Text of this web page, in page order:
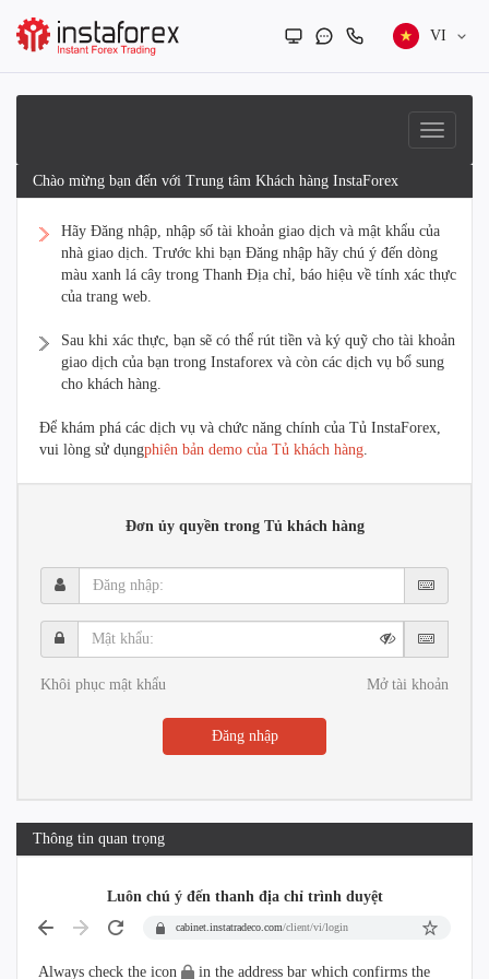
VI
Chào mừng bạn đến với Trung tâm Khách hàng InstaForex
Hãy Đăng nhập, nhập số tài khoản giao dịch và mật khẩu của
nhà giao dịch. Trước khi bạn Đăng nhập hãy chú ý đến dòng
màu xanh lá cây trong Thanh Địa chỉ, báo hiệu về tính xác thực
của trang web.
Sau khi xác thực, bạn sẽ có thể rút tiền và ký quỹ cho tài khoản
giao dịch của bạn trong Instaforex và còn các dịch vụ bổ sung
cho khách hàng.
Để khám phá các dịch vụ và chức năng chính của Tủ InstaForex,
vui lòng sử dụngphiên bản demo của Tủ khách hàng.
Đơn ủy quyền trong Tủ khách hàng
Đăng
nhập:
Mật
khẩu:
Khôi phục mật khẩu
Mở tài khoản
Đăng nhập
Thông tin quan trọng
Luôn chú ý đến thanh địa chỉ trình duyệt
cabinet.instatradeco.com/client/vi/login
Always check the icon in the address bar which confirms the